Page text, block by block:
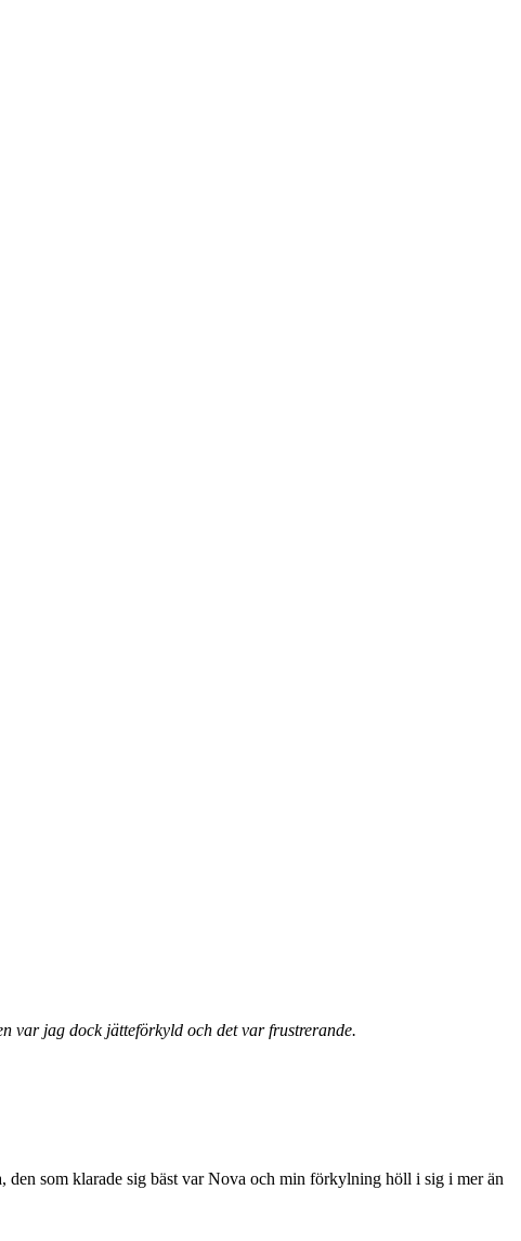
var jag dock jätteförkyld och det var frustrerande.
som klarade sig bäst var Nova och min förkylning höll i sig i mer än